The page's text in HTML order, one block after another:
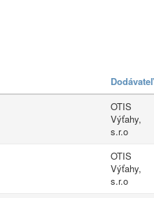
Dodávateľ
OTIS
Výťahy,
s.r.o
OTIS
Výťahy,
s.r.o